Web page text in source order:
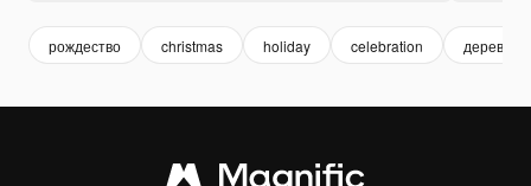
рождество christmas holiday celebration дерево